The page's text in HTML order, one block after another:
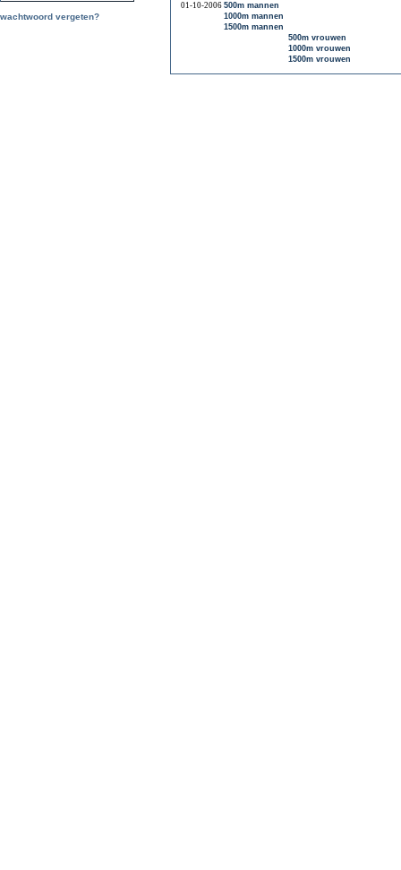
wachtwoord vergeten?
01-10-2006 500m mannen
1000m mannen
1500m mannen
500m vrouwen
1000m vrouwen
1500m vrouwen